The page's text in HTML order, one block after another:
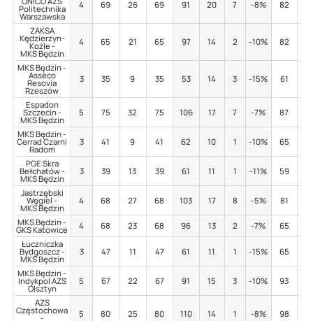
Politechnika
Warszawska
4 69 26 69 91 20 7 -8% 82
ZAKSA
Kędzierzyn-
Koźle -
MKS Będzin
4 65 21 65 97 14 2 -10% 82
MKS Będzin -
Asseco
Resovia
Rzeszów
3 35 9 35 53 14 3 -15% 61
Espadon
Szczecin -
MKS Będzin
5 75 32 75 106 17 7 -7% 87
MKS Będzin -
Cerrad Czarni
Radom
3 41 9 41 62 10 1 -10% 65
PGE Skra
Bełchatów -
MKS Będzin
3 39 13 39 61 11 1 -11% 59
Jastrzębski
Węgiel -
MKS Będzin
4 68 27 68 103 17 8 -5% 81
MKS Będzin -
GKS Katowice 4 68 23 68 96 13 2 -7% 65
Łuczniczka
Bydgoszcz -
MKS Będzin
3 47 11 47 61 11 1 -15% 65
MKS Będzin -
Indykpol AZS
Olsztyn
5 67 22 67 91 15 3 -10% 93
AZS
Częstochowa
- 5 80 25 80 110 14 1 -8% 98